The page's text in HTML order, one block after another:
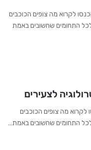
לקרוא מה צופים הכוכבים
לכל התחומים שחשובים באמת
לצעירים
מה צופים הכוכבים
לכל התחומים שחשובים באמת…